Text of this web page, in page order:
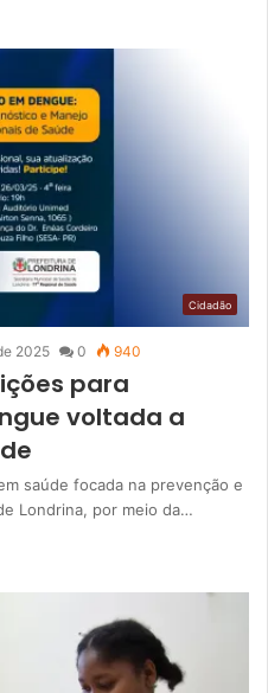
Cidadão
2025 0 940
para
voltada a
saúde focada na prevenção e
Londrina, por meio da…